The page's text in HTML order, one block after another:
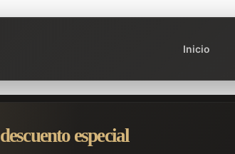
Inicio
descuento especial